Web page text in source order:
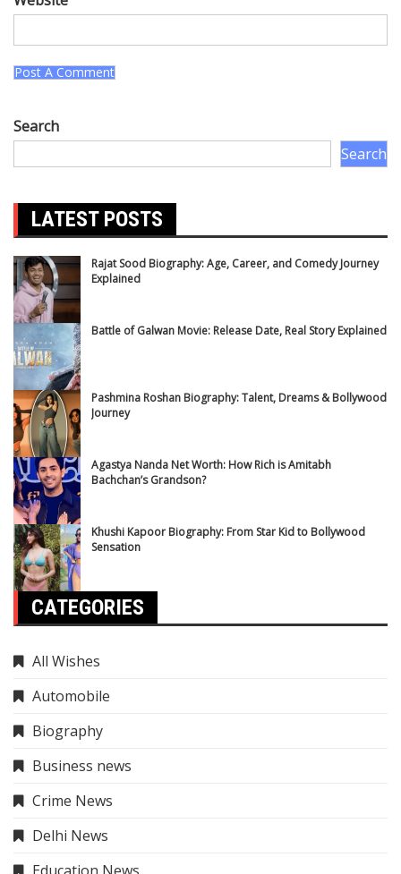
Search
Search
LATEST POSTS
Rajat Sood Biography: Age, Career, and Comedy Journey
Explained
Battle of Galwan Movie: Release Date, Real Story Explained
Pashmina Roshan Biography: Talent, Dreams & Bollywood
Journey
Agastya Nanda Net Worth: How Rich is Amitabh
Bachchan’s Grandson?
Khushi Kapoor Biography: From Star Kid to Bollywood
Sensation
CATEGORIES
All Wishes
Automobile
Biography
Business news
Crime News
Delhi News